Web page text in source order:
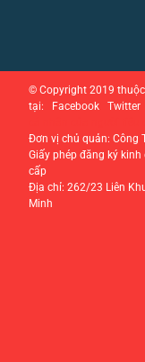
© Copyright 2019
tại: Facebook
Đơn vị chủ quản: Công
Giấy phép đăng ký
cấp
Địa chỉ: 262/23 Liên
Minh